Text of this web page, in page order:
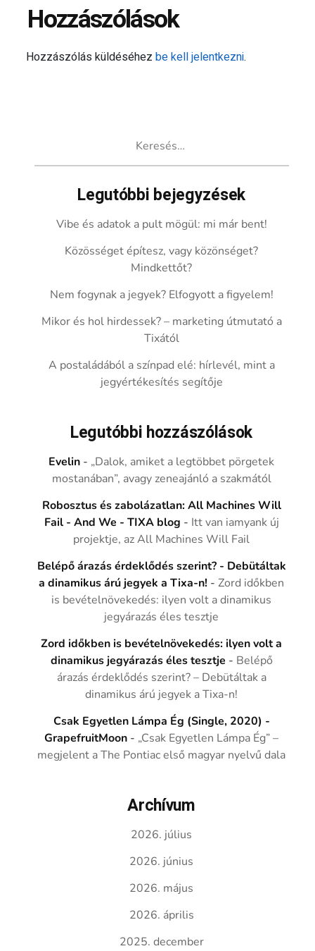
Hozzászólások
Hozzászólás küldéséhezbe kell jelentkezni.
Legutóbbi bejegyzések
Vibe és adatok a pult mögül: mi már bent!
Közösséget építesz, vagy közönséget?
Mindkettőt?
Nem fogynak a jegyek? Elfogyott a figyelem!
Mikor és hol hirdessek? – marketing útmutató a
Tixától
A postaládából a színpad elé: hírlevél, mint a
jegyértékesítés segítője
Legutóbbi hozzászólások
Evelin - „Dalok, amiket a legtöbbet pörgetek
mostanában”, avagy zeneajánló a szakmától
Robosztus és zabolázatlan: All Machines Will
Fail - And We - TIXA blog - Itt van iamyank új
projektje, az All Machines Will Fail
Belépő árazás érdeklődés szerint? - Debütáltak
a dinamikus árú jegyek a Tixa-n! -Zord időkben
is bevételnövekedés: ilyen volt a dinamikus
jegyárazás éles tesztje
Zord időkben is bevételnövekedés: ilyen volt a
dinamikus jegyárazás éles tesztje - Belépő
árazás érdeklődés szerint? – Debütáltak a
dinamikus árú jegyek a Tixa-n!
Csak Egyetlen Lámpa Ég (Single, 2020) -
GrapefruitMoon - „Csak Egyetlen Lámpa Ég” –
megjelent a The Pontiac első magyar nyelvű dala
Archívum
2026. július
2026. június
2026. május
2026. április
2025. december